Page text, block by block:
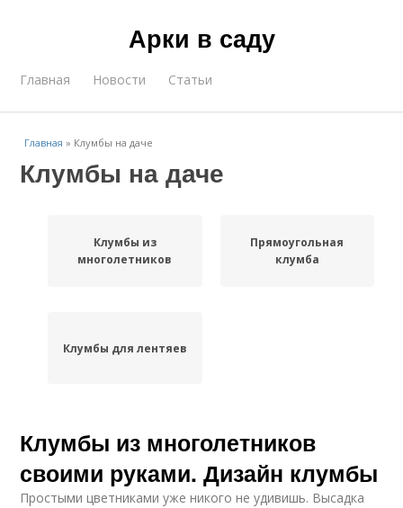
Арки в саду
Главная Новости Статьи
Главная » Клумбы на даче
Клумбы на даче
Клумбы из
многолетников
Прямоугольная
клумба
Клумбы для лентяев
Клумбы из многолетников
своими руками. Дизайн клумбы
Простыми цветниками уже никого не удивишь. Высадка